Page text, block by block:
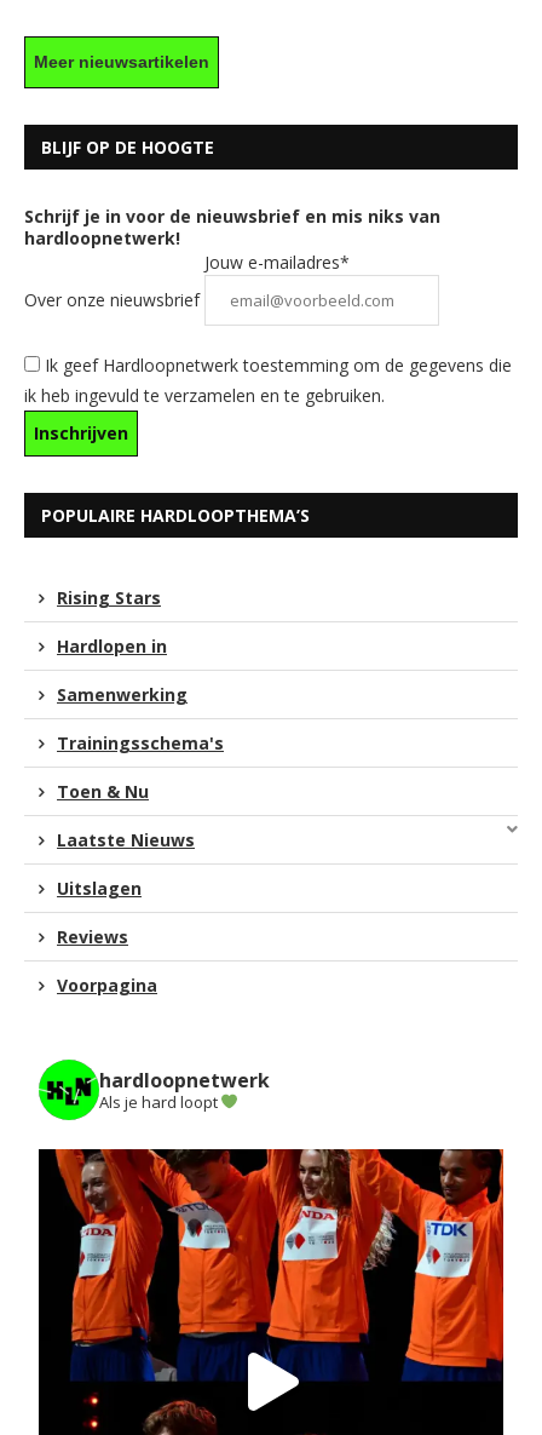
Meer nieuwsartikelen
BLIJF OP DE HOOGTE
Schrijf je in voor de nieuwsbrief en mis niks van
hardloopnetwerk!
Over onze nieuwsbrief
Jouw e-mailadres*
Ik geef Hardloopnetwerk toestemming om de gegevens die
ik heb ingevuld te verzamelen en te gebruiken.
POPULAIRE HARDLOOPTHEMA’S
Rising Stars
Hardlopen in
Samenwerking
Trainingsschema's
Toen & Nu
Laatste Nieuws
Uitslagen
Reviews
Voorpagina
hardloopnetwerk
Als je hard loopt